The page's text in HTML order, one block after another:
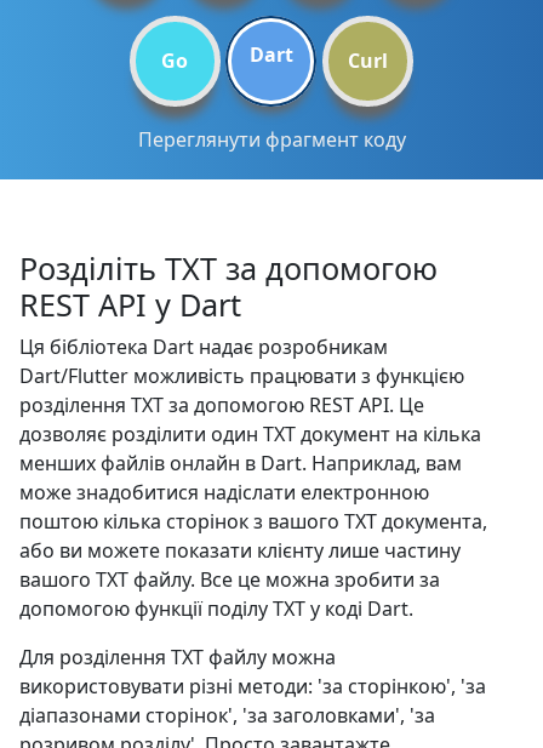
Go Dart Curl
Переглянути фрагмент коду
Розділіть TXT за допомогою
REST API у Dart
Ця бібліотека Dart надає розробникам
Dart/Flutter можливість працювати з функцією
розділення TXT за допомогою REST API. Це
дозволяє розділити один TXT документ на кілька
менших файлів онлайн в Dart. Наприклад, вам
може знадобитися надіслати електронною
поштою кілька сторінок з вашого TXT документа,
або ви можете показати клієнту лише частину
вашого TXT файлу. Все це можна зробити за
допомогою функції поділу TXT у коді Dart.
Для розділення TXT файлу можна
використовувати різні методи: 'за сторінкою', 'за
діапазонами сторінок', 'за заголовками', 'за